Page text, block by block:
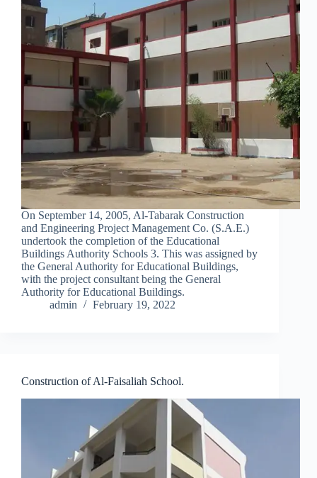
On September 14, 2005, Al-Tabarak Construction
and Engineering Project Management Co. (S.A.E.)
undertook the completion of the Educational
Buildings Authority Schools 3. This was assigned by
the General Authority for Educational Buildings,
with the project consultant being the General
Authority for Educational Buildings.
admin
February 19, 2022
Construction of Al-Faisaliah School.